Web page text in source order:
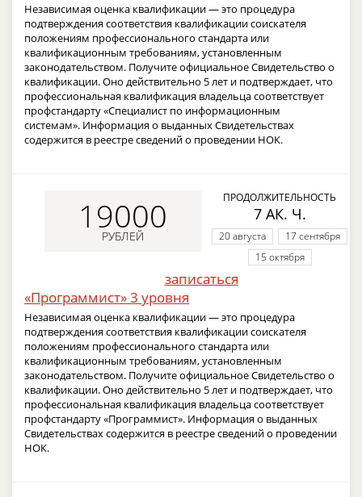
Независимая оценка квалификации — это процедура
подтверждения соответствия квалификации соискателя
положениям профессионального стандарта или
квалификационным требованиям, установленным
законодательством. Получите официальное Свидетельство о
квалификации. Оно действительно 5 лет и подтверждает, что
профессиональная квалификация владельца соответствует
профстандарту «Специалист по информационным
системам». Информация о выданных Свидетельствах
содержится в реестре сведений о проведении НОК.
19000
РУБЛЕЙ
ПРОДОЛЖИТЕЛЬНОСТЬ
7 АК. Ч.
20 августа
17 сентября
15 октября
записаться
«Программист» 3 уровня
Независимая оценка квалификации — это процедура
подтверждения соответствия квалификации соискателя
положениям профессионального стандарта или
квалификационным требованиям, установленным
законодательством. Получите официальное Свидетельство о
квалификации. Оно действительно 5 лет и подтверждает, что
профессиональная квалификация владельца соответствует
профстандарту «Программист». Информация о выданных
Свидетельствах содержится в реестре сведений о проведении
НОК.